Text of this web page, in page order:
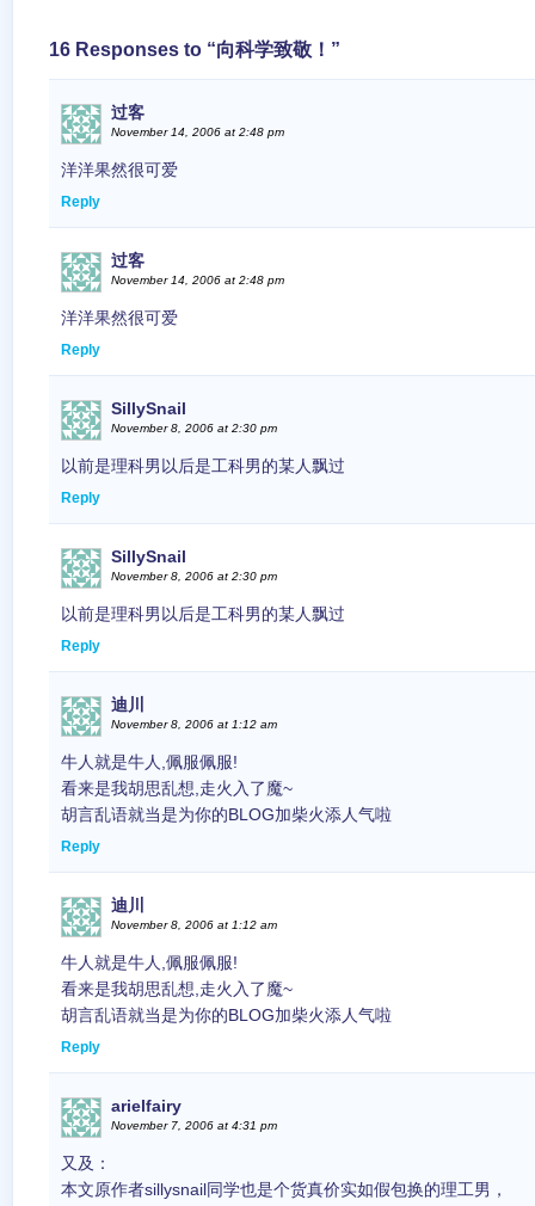
16 Responses to “向科学致敬！”
过客
November 14, 2006 at 2:48 pm
洋洋果然很可爱
Reply
过客
November 14, 2006 at 2:48 pm
洋洋果然很可爱
Reply
SillySnail
November 8, 2006 at 2:30 pm
以前是理科男以后是工科男的某人飘过
Reply
SillySnail
November 8, 2006 at 2:30 pm
以前是理科男以后是工科男的某人飘过
Reply
迪川
November 8, 2006 at 1:12 am
牛人就是牛人,佩服佩服!
看来是我胡思乱想,走火入了魔~
胡言乱语就当是为你的BLOG加柴火添人气啦
Reply
迪川
November 8, 2006 at 1:12 am
牛人就是牛人,佩服佩服!
看来是我胡思乱想,走火入了魔~
胡言乱语就当是为你的BLOG加柴火添人气啦
Reply
arielfairy
November 7, 2006 at 4:31 pm
又及：
本文原作者sillysnail同学也是个货真价实如假包换的理工男，